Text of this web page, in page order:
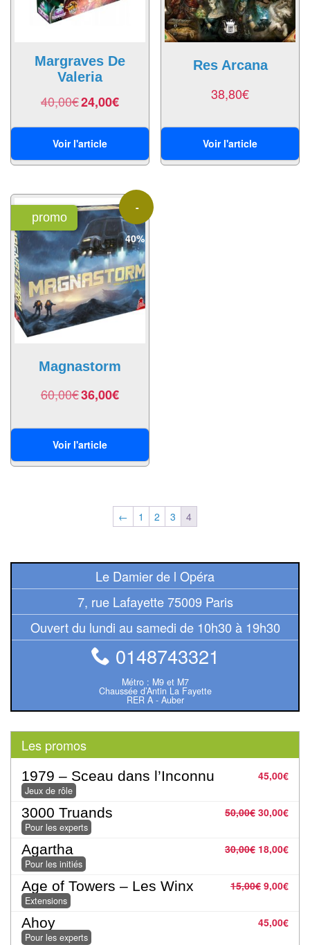
Pour
Joueurs
Ambiance
Coopératif
Gestion
Game
Enquête
Jeux
évolutifs
Jeux
abstraits
Extensions
Casse-
Accessoires
Backgammon
Jeu
Dames
multijeux
Cartes
traditionnelles
Jeu
de
Dés
Maquettes
Dames
Chinoises
Solitaires
Margraves De
Valeria
40,00€24,00€
Voir l'article
Res Arcana
38,80€
Voir l'article
-
40%
Magnastorm
promo
60,00€36,00€
Voir l'article
← 1 2 3 4
Le Damier de l Opéra
7, rue Lafayette 75009 Paris
Ouvert du lundi au samedi de 10h30 à 19h30
0148743321
Métro : M9 et M7
Chaussée d’Antin La Fayette
RER A - Auber
Les promos
45,00€
1979 – Sceau dans l’Inconnu
Jeux de rôle
50,00€ 30,00€
3000 Truands
Pour les experts
30,00€ 18,00€
Agartha
Pour les initiés
15,00€ 9,00€
Age of Towers – Les Winx
Extensions
45,00€
Ahoy
Pour les experts